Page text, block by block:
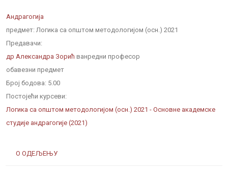
О ОДЕЉЕЊУ
Андрагогија
предмет: Логика са општом методологијом (осн.) 2021
Предавачи:
др Александра Зорић ванредни професор
обавезни предмет
Број бодова: 5.00
Постојећи курсеви:
Логика са општом методологијом (осн.) 2021 - Основне академске
студије андрагогије (2021)